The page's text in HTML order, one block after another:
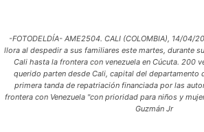
-FOTODELDÍA- AME2504. CALI (COLOMBIA), 14/04/
llora al despedir a sus familiares este martes, durante
Cali hasta la frontera con venezuela en Cúcuta. 200
querido parten desde Cali, capital del departamento
primera tanda de repatriación financiada por las
frontera con Venezuela "con prioridad para niños y
Guzmán Jr